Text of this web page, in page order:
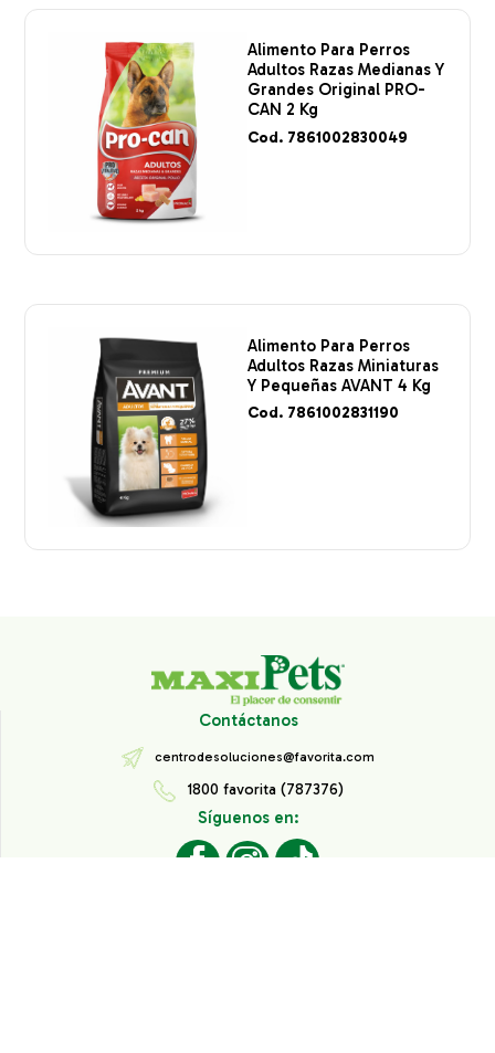
Alimento Para Perros
Adultos Razas Medianas Y
Grandes Original PRO-
CAN 2 Kg
Cod. 7861002830049
Alimento Para Perros
Adultos Razas Miniaturas
Y Pequeñas AVANT 4 Kg
Cod. 7861002831190
Contáctanos
centrodesoluciones@favorita.com
1800 favorita (787376)
Síguenos en: